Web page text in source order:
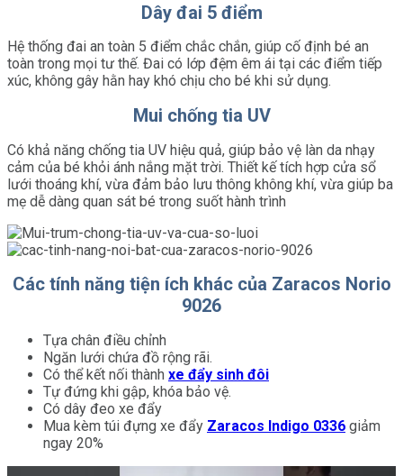
Dây đai 5 điểm
Hệ thống đai an toàn 5 điểm chắc chắn, giúp cố định bé an
toàn trong mọi tư thế. Đai có lớp đệm êm ái tại các điểm tiếp
xúc, không gây hằn hay khó chịu cho bé khi sử dụng.
Mui chống tia UV
Có khả năng chống tia UV hiệu quả, giúp bảo vệ làn da nhạy
cảm của bé khỏi ánh nắng mặt trời. Thiết kế tích hợp cửa sổ
lưới thoáng khí, vừa đảm bảo lưu thông không khí, vừa giúp ba
mẹ dễ dàng quan sát bé trong suốt hành trình
Các tính năng tiện ích khác của Zaracos Norio
9026
Tựa chân điều chỉnh
Ngăn lưới chứa đồ rộng rãi.
Có thể kết nối thành xe đẩy sinh đôi
Tự đứng khi gập, khóa bảo vệ.
Có dây đeo xe đẩy
Mua kèm túi đựng xe đẩy Zaracos Indigo 0336 giảm
ngay 20%